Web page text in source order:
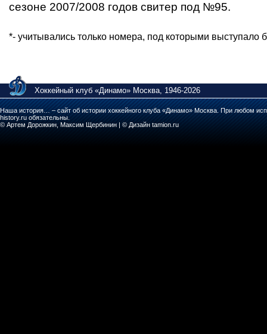
сезоне 2007/2008 годов свитер под №95.
*- учитывались только номера, под которыми выступало
Хоккейный клуб «Динамо» Москва, 1946-2026
Наша история… – сайт об истории хоккейного клуба «Динамо» Москва. При любом
history.ru обязательны.
© Артем Дорожкин, Максим Щербинин | © Дизайн tamion.ru